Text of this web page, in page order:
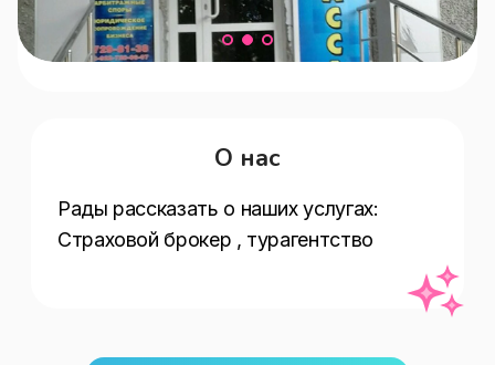
О нас
Рады рассказать о наших услугах:
Страховой брокер , турагентство